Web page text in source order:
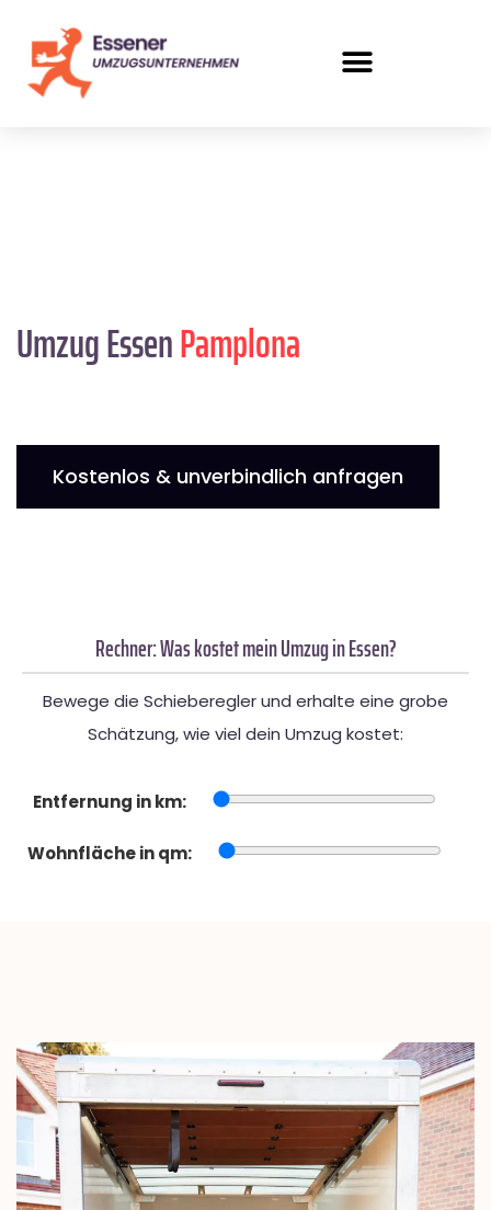
Umzug EssenPamplona
Kostenlos & unverbindlich anfragen
Rechner: Was kostet mein Umzug in Essen?
Bewege die Schieberegler und erhalte eine grobe
Schätzung, wie viel dein Umzug kostet:
Entfernung in km:
Wohnfläche in qm: